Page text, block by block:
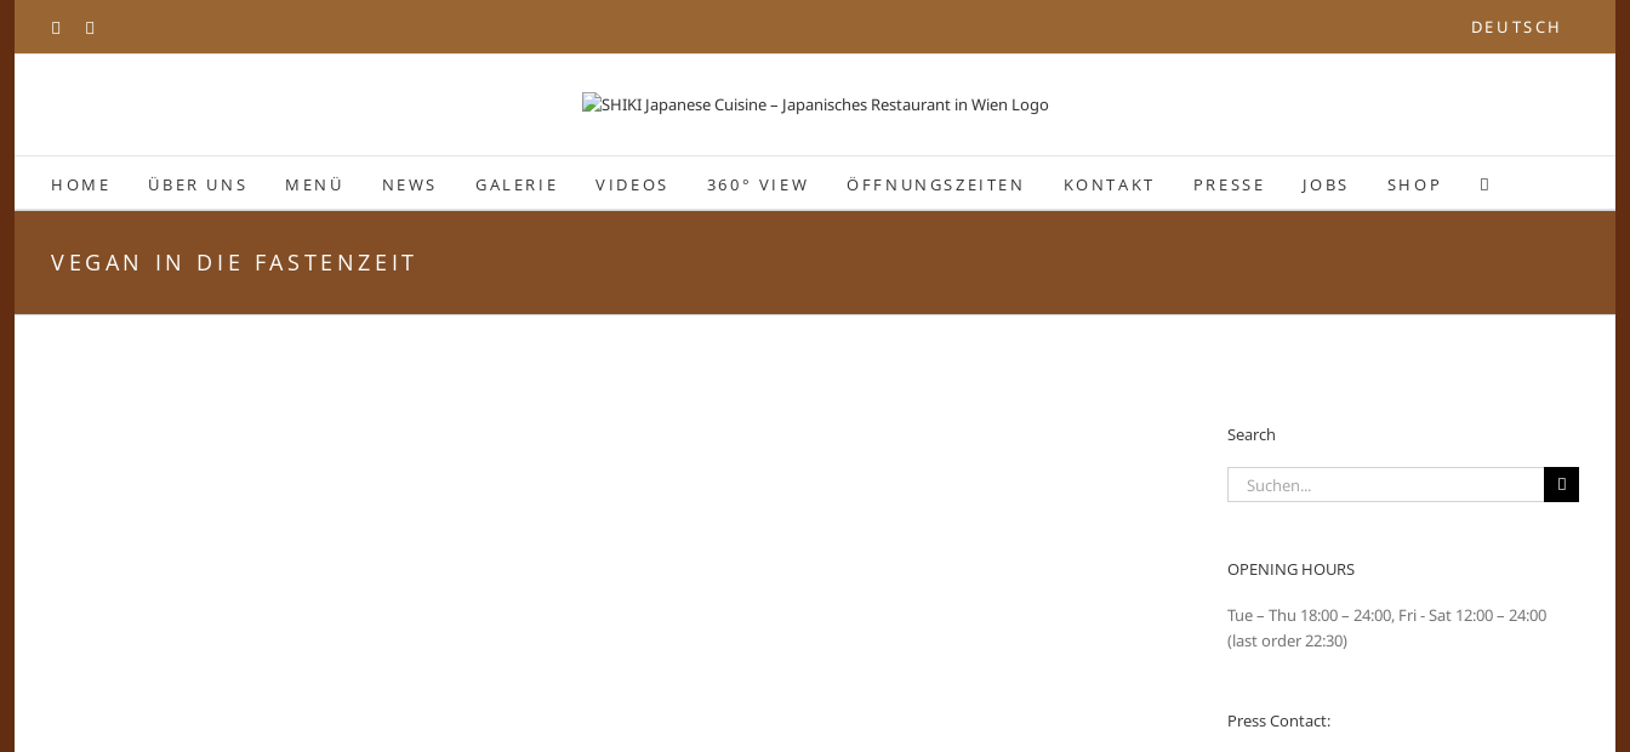
springen
Facebook DEUTSCH
HOME ÜBER UNS MENÜ NEWS GALERIE VIDEOS 360° VIEW ÖFFNUNGSZEITEN KONTAKT PRESSE JOBS SHOP
VEGAN IN DIE FASTENZEIT
Search
Suche
nach:
OPENING HOURS
Tue – Thu 18:00 – 24:00, Fri - Sat 12:00 – 24:00
(last order 22:30)
Press Contact: